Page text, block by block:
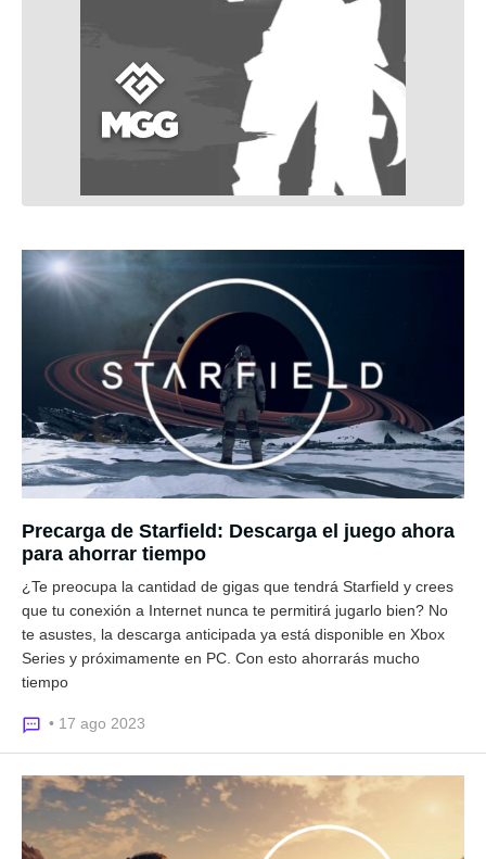
Precarga de Starfield: Descarga el juego ahora
para ahorrar tiempo
¿Te preocupa la cantidad de gigas que tendrá Starfield y crees
que tu conexión a Internet nunca te permitirá jugarlo bien? No
te asustes, la descarga anticipada ya está disponible en Xbox
Series y próximamente en PC. Con esto ahorrarás mucho
tiempo
• 17 ago 2023